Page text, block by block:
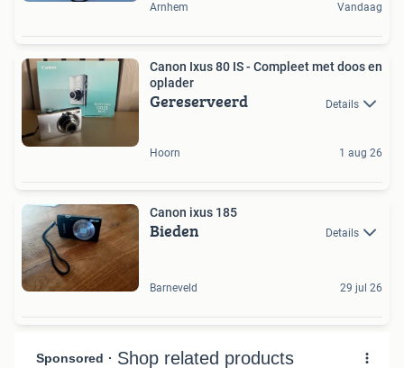
Arnhem Vandaag
Canon Ixus 80 IS - Compleet met doos en
oplader
Gereserveerd Details
Hoorn 1 aug 26
Canon ixus 185
Bieden Details
Barneveld 29 jul 26